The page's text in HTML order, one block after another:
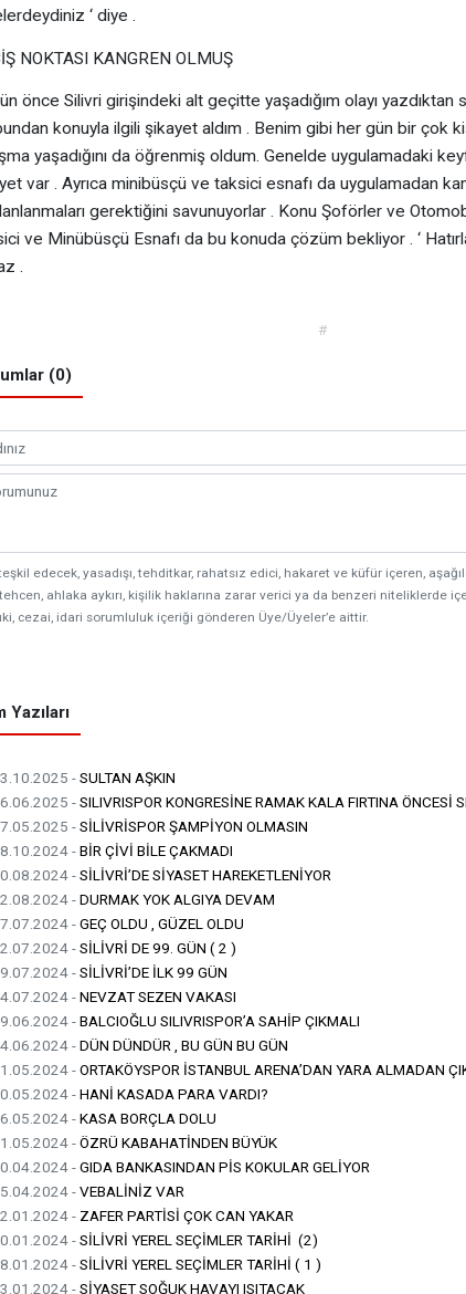
‘ diye .
NOKTASI KANGREN OLMUŞ
önce Silivri girişindeki alt geçitte yaşadığım olayı
konuyla ilgili şikayet aldım . Benim gibi her gün bir çok
yaşadığını da öğrenmiş oldum. Genelde uygulamadaki
var . Ayrıca minibüsçü ve taksici esnafı da uygulamadan
gerektiğini savunuyorlar . Konu Şoförler ve
ve Minübüsçü Esnafı da bu konuda çözüm bekliyor . ‘
.
#
(0)
edecek, yasadışı, tehditkar, rahatsız edici, hakaret ve küfür içeren,
ahlaka aykırı, kişilik haklarına zarar verici ya da benzeri niteliklerde
cezai, idari sorumluluk içeriği gönderen Üye/Üyeler’e aittir.
Yazıları
-SULTAN AŞKIN
-SILIVRISPOR KONGRESİNE RAMAK KALA FIRTINA ÖNCESİ
-SİLİVRİSPOR ŞAMPİYON OLMASIN
-BİR ÇİVİ BİLE ÇAKMADI
-SİLİVRİ’DE SİYASET HAREKETLENİYOR
-DURMAK YOK ALGIYA DEVAM
-GEÇ OLDU , GÜZEL OLDU
-SİLİVRİ DE 99. GÜN ( 2 )
-SİLİVRİ’DE İLK 99 GÜN
-NEVZAT SEZEN VAKASI
-BALCIOĞLU SILIVRISPOR’A SAHİP ÇIKMALI
-DÜN DÜNDÜR , BU GÜN BU GÜN
-ORTAKÖYSPOR İSTANBUL ARENA’DAN YARA ALMADAN
-HANİ KASADA PARA VARDI?
-KASA BORÇLA DOLU
-ÖZRÜ KABAHATİNDEN BÜYÜK
-GIDA BANKASINDAN PİS KOKULAR GELİYOR
-VEBALİNİZ VAR
- ZAFER PARTİSİ ÇOK CAN YAKAR
-SİLİVRİ YEREL SEÇİMLER TARİHİ (2)
-SİLİVRİ YEREL SEÇİMLER TARİHİ ( 1 )
-SİYASET SOĞUK HAVAYI ISITACAK